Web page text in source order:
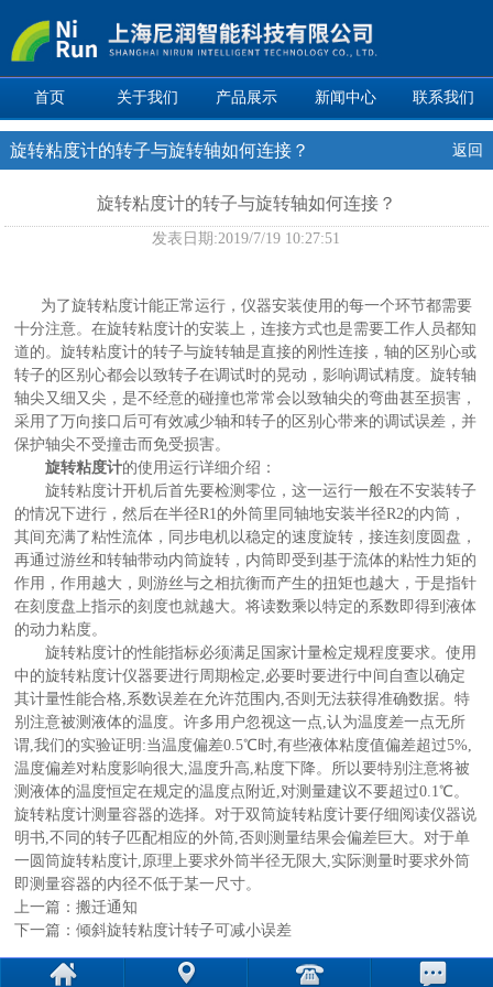
首页 关于我们 产品展示 新闻中心 联系我们
旋转粘度计的转子与旋转轴如何连接？ 返回
旋转粘度计的转子与旋转轴如何连接？
发表日期:2019/7/19 10:27:51
为了旋转粘度计能正常运行，仪器安装使用的每一个环节都需要
十分注意。在旋转粘度计的安装上，连接方式也是需要工作人员都知
道的。旋转粘度计的转子与旋转轴是直接的刚性连接，轴的区别心或
转子的区别心都会以致转子在调试时的晃动，影响调试精度。旋转轴
轴尖又细又尖，是不经意的碰撞也常常会以致轴尖的弯曲甚至损害，
采用了万向接口后可有效减少轴和转子的区别心带来的调试误差，并
保护轴尖不受撞击而免受损害。
旋转粘度计的使用运行详细介绍：
旋转粘度计开机后首先要检测零位，这一运行一般在不安装转子
的情况下进行，然后在半径R1的外筒里同轴地安装半径R2的内筒，
其间充满了粘性流体，同步电机以稳定的速度旋转，接连刻度圆盘，
再通过游丝和转轴带动内筒旋转，内筒即受到基于流体的粘性力矩的
作用，作用越大，则游丝与之相抗衡而产生的扭矩也越大，于是指针
在刻度盘上指示的刻度也就越大。将读数乘以特定的系数即得到液体
的动力粘度。
旋转粘度计的性能指标必须满足国家计量检定规程度要求。使用
中的旋转粘度计仪器要进行周期检定,必要时要进行中间自查以确定
其计量性能合格,系数误差在允许范围内,否则无法获得准确数据。特
别注意被测液体的温度。许多用户忽视这一点,认为温度差一点无所
谓,我们的实验证明:当温度偏差0.5℃时,有些液体粘度值偏差超过5%,
温度偏差对粘度影响很大,温度升高,粘度下降。所以要特别注意将被
测液体的温度恒定在规定的温度点附近,对测量建议不要超过0.1℃。
旋转粘度计测量容器的选择。对于双筒旋转粘度计要仔细阅读仪器说
明书,不同的转子匹配相应的外筒,否则测量结果会偏差巨大。对于单
一圆筒旋转粘度计,原理上要求外筒半径无限大,实际测量时要求外筒
即测量容器的内径不低于某一尺寸。
上一篇：搬迁通知
下一篇：倾斜旋转粘度计转子可减小误差